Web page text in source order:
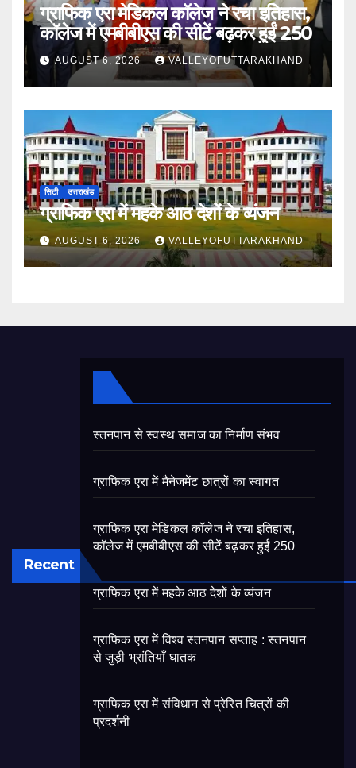
ग्राफिक एरा मेडिकल कॉलेज ने रचा इतिहास,
कॉलेज में एमबीबीएस की सीटें बढ़कर हुईं 250
AUGUST 6, 2026 VALLEYOFUTTARAKHAND
सिटी उत्तराखंड
ग्राफिक एरा में महके आठ देशों के व्यंजन
AUGUST 6, 2026 VALLEYOFUTTARAKHAND
Recent
स्तनपान से स्वस्थ समाज का निर्माण संभव
ग्राफिक एरा में मैनेजमेंट छात्रों का स्वागत
ग्राफिक एरा मेडिकल कॉलेज ने रचा इतिहास,
कॉलेज में एमबीबीएस की सीटें बढ़कर हुईं 250
ग्राफिक एरा में महके आठ देशों के व्यंजन
ग्राफिक एरा में विश्व स्तनपान सप्ताह : स्तनपान
से जुड़ी भ्रांतियाँ घातक
ग्राफिक एरा में संविधान से प्रेरित चित्रों की
प्रदर्शनी